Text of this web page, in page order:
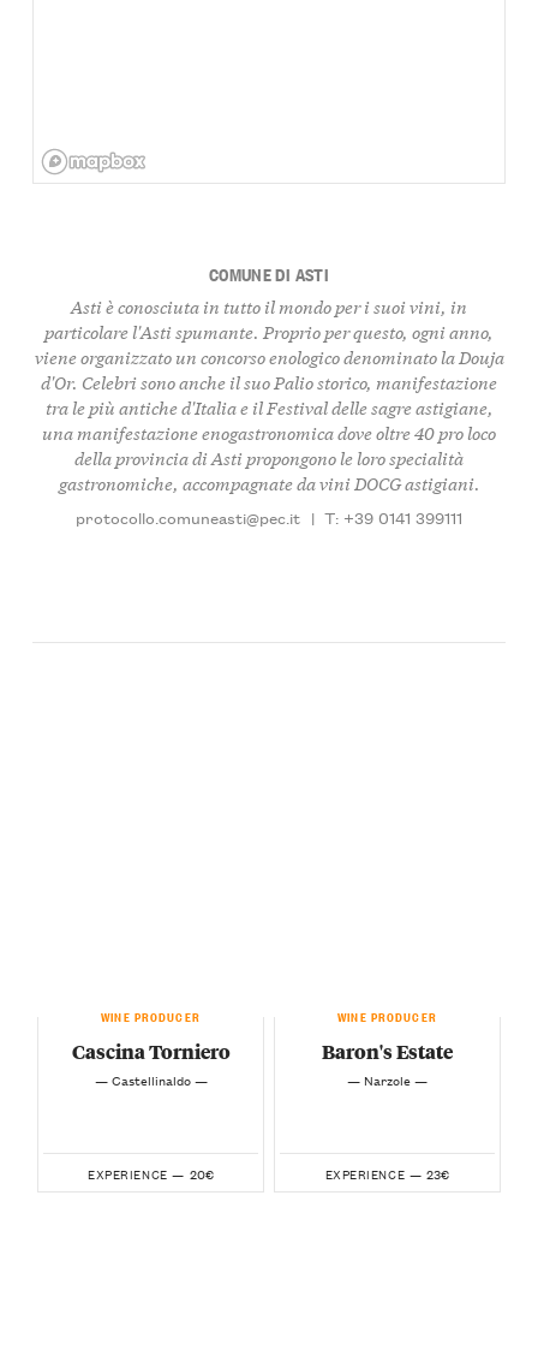
COMUNE DI ASTI
Asti è conosciuta in tutto il mondo per i suoi vini, in
particolare l'Asti spumante. Proprio per questo, ogni anno,
viene organizzato un concorso enologico denominato la Douja
d'Or. Celebri sono anche il suo Palio storico, manifestazione
tra le più antiche d'Italia e il Festival delle sagre astigiane,
una manifestazione enogastronomica dove oltre 40 pro loco
della provincia di Asti propongono le loro specialità
gastronomiche, accompagnate da vini DOCG astigiani.
protocollo.comuneasti@pec.it | T: +39 0141 399111
WINE PRODUCER
Cascina Torniero
— Castellinaldo —
EXPERIENCE — 20€
WINE PRODUCER
Baron's Estate
— Narzole —
EXPERIENCE — 23€